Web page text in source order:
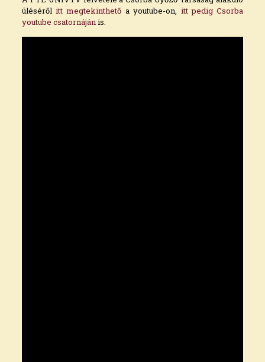
ülésérőlitt megtekinthető a youtube-on, itt pedig Csorba
youtube csatornájánis.